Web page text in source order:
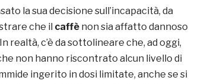
la sua decisione sull’incapacità, da
che il caffè non sia affatto dannoso
realtà, c’è da sottolineare che, ad oggi,
non hanno riscontrato alcun livello di
ingerito in dosi limitate, anche se si